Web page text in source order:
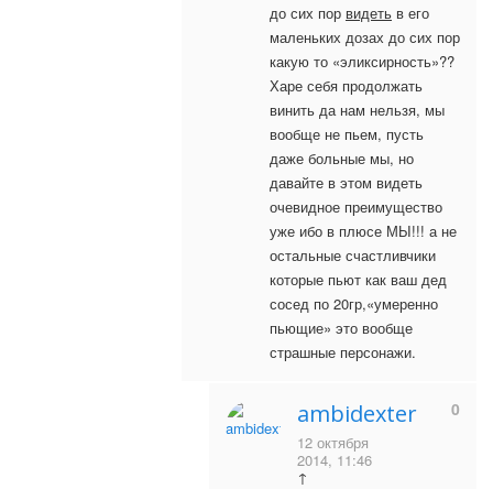
до сих пор видеть в его
маленьких дозах до сих пор
какую то «эликсирность»??
Харе себя продолжать
винить да нам нельзя, мы
вообще не пьем, пусть
даже больные мы, но
давайте в этом видеть
очевидное преимущество
уже ибо в плюсе МЫ!!! а не
остальные счастливчики
которые пьют как ваш дед
сосед по 20гр,«умеренно
пьющие» это вообще
страшные персонажи.
ambidexter
12 октября
2014, 11:46
↑
0